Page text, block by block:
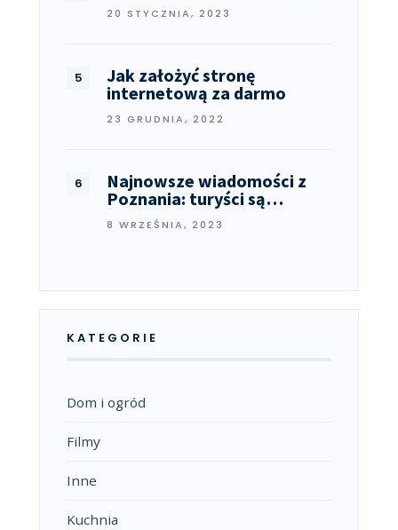
20 STYCZNIA, 2023
Jak założyć stronę
internetową za darmo
23 GRUDNIA, 2022
Najnowsze wiadomości z
Poznania: turyści są…
8 WRZEŚNIA, 2023
KATEGORIE
Dom i ogród
Filmy
Inne
Kuchnia